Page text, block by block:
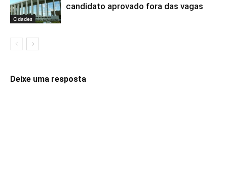
Cidades
candidato aprovado fora das vagas
Deixe uma resposta